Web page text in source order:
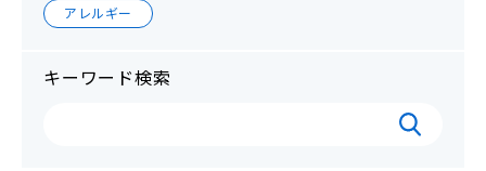
アレルギー
キーワード検索